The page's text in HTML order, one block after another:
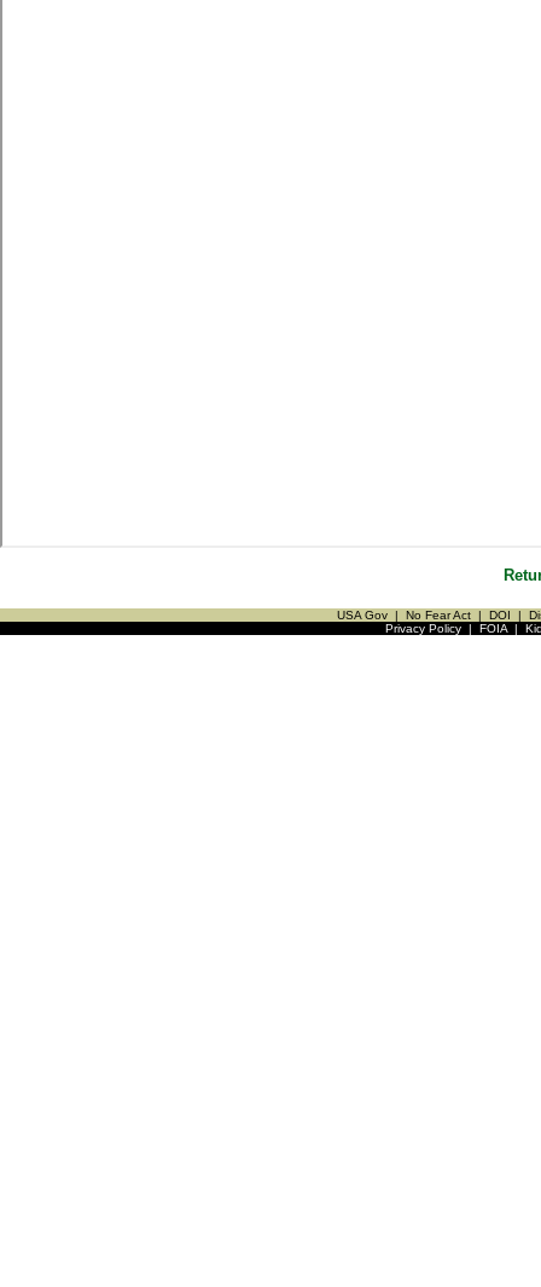
USA Gov | No Fear Act | DOI |
Privacy Policy| FOIA|